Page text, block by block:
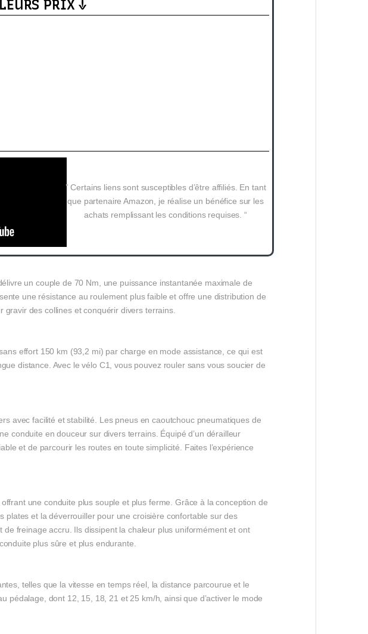
PRIX ↓
” Certains liens sont susceptibles d’être affiliés. En tant
que partenaire Amazon, je réalise un bénéfice sur les
achats remplissant les conditions requises. “
un couple de 70 Nm, une puissance instantanée maximale de
une résistance au roulement plus faible et offre une distribution de
des collines et conquérir divers terrains.
effort 150 km (93,2 mi) par charge en mode assistance, ce qui est
distance. Avec le vélo C1, vous pouvez rouler sans vous soucier de
avec facilité et stabilité. Les pneus en caoutchouc pneumatiques de
conduite en douceur sur divers terrains. Équipé d’un dérailleur
et de parcourir les routes en toute simplicité. Faites l’expérience
une conduite plus souple et plus ferme. Grâce à la conception de
et la déverrouiller pour une croisière confortable sur des
freinage accru. Ils dissipent la chaleur plus uniformément et ont
plus sûre et plus endurante.
telles que la vitesse en temps réel, la distance parcourue et le
pédalage, dont 12, 15, 18, 21 et 25 km/h, ainsi que d’activer le mode